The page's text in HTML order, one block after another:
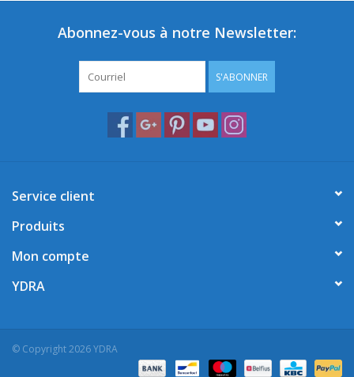
Abonnez-vous à notre Newsletter:
S'ABONNER
Service client
Produits
Mon compte
YDRA
© Copyright 2026 YDRA